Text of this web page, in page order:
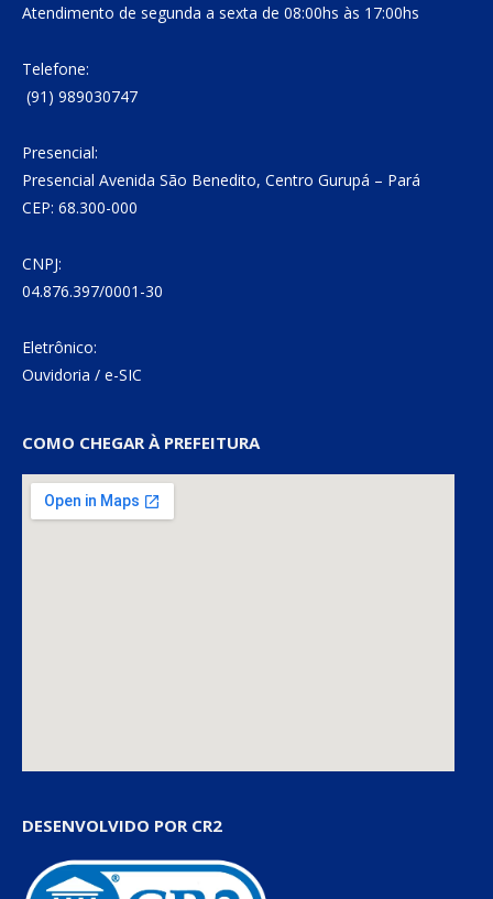
Atendimento de segunda a sexta de 08:00hs às 17:00hs
Telefone:
(91) 989030747
Presencial:
Presencial Avenida São Benedito, Centro Gurupá – Pará
CEP: 68.300-000
CNPJ:
04.876.397/0001-30
Eletrônico:
Ouvidoria / e-SIC
COMO CHEGAR À PREFEITURA
DESENVOLVIDO POR CR2